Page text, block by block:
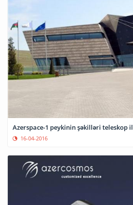
Azerspace-1 peykinin şəkilləri teleskop
16-04-2016